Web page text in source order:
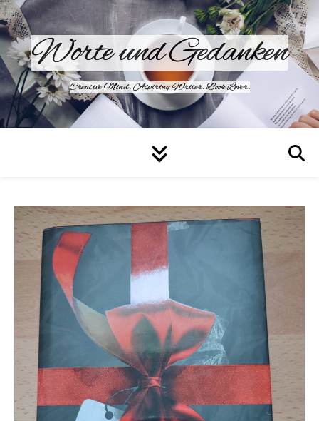
Worte und Gedanken
Creative Mind. Aspiring Writer. Book Lover.